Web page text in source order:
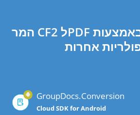
המר CF2 לPDF באמצעות SDK בשפות
אחרות
GroupDocs.Conversion
Cloud SDK for Android